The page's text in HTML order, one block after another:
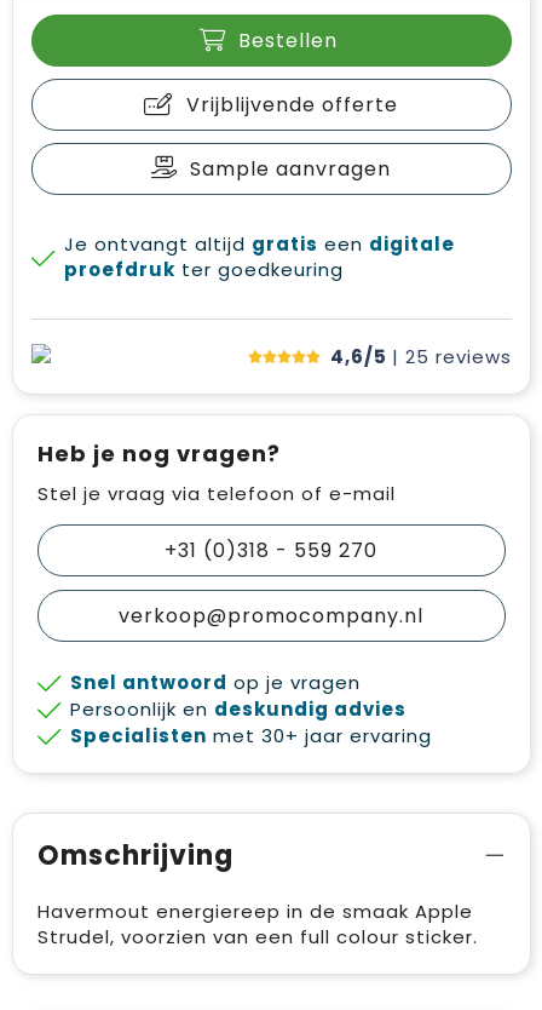
Bestellen
Vrijblijvende offerte
Sample aanvragen
Je ontvangt altijd gratis een digitale
proefdruk ter goedkeuring
4,6/5 | 25 reviews
Heb je nog vragen?
Stel je vraag via telefoon of e-mail
+31 (0)318 - 559 270
verkoop@promocompany.nl
Snel antwoord op je vragen
Persoonlijk en deskundig advies
Specialisten met 30+ jaar ervaring
Omschrijving
Havermout energiereep in de smaak Apple
Strudel, voorzien van een full colour sticker.